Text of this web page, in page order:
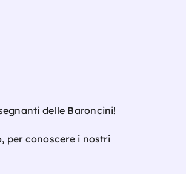
delle Baroncini!
per conoscere i nostri